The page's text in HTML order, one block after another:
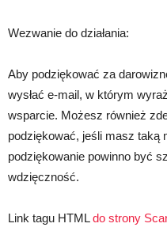
Wezwanie do działania:
Aby podziękować za
wysłać e-mail, w którym
wsparcie. Możesz również
podziękować, jeśli masz taką
podziękowanie powinno być
wdzięczność.
Link tagu HTMLdo strony